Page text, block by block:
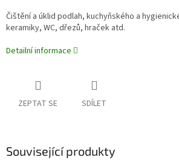
Čištění a úklid podlah, kuchyňského a
keramiky, WC, dřezů, hraček atd.
Detailní informace
ZEPTAT SE SDÍLET
Související produkty